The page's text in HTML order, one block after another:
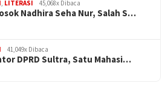
LITERASI 45,068x Dibaca
Nadhira Seha Nur, Salah S…
41,049x Dibaca
DPRD Sultra, Satu Mahasi…